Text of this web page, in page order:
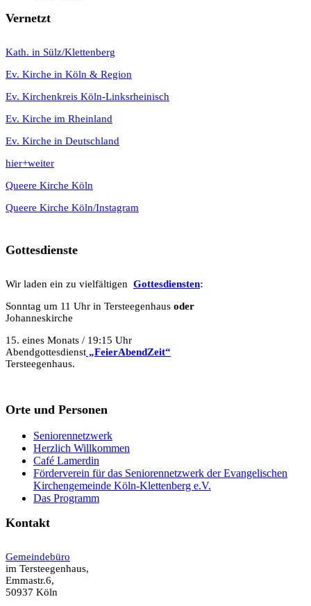
Vernetzt
Kath. in Sülz/Klettenberg
Ev. Kirche in Köln & Region
Ev. Kirchenkreis Köln-Linksrheinisch
Ev. Kirche im Rheinland
Ev. Kirche in Deutschland
hier+weiter
Queere Kirche Köln
Queere Kirche Köln/Instagram
Gottesdienste
Wir laden ein zu vielfältigen Gottesdiensten:
Sonntag um 11 Uhr in Tersteegenhaus oder
Johanneskirche
15. eines Monats / 19:15 Uhr
Abendgottesdienst „FeierAbendZeit“
Tersteegenhaus.
Orte und Personen
Seniorennetzwerk
Herzlich Willkommen
Café Lamerdin
Förderverein für das Seniorennetzwerk der Evangelischen
Kirchengemeinde Köln-Klettenberg e.V.
Das Programm
Kontakt
Gemeindebüro
im Tersteegenhaus,
Emmastr.6,
50937 Köln